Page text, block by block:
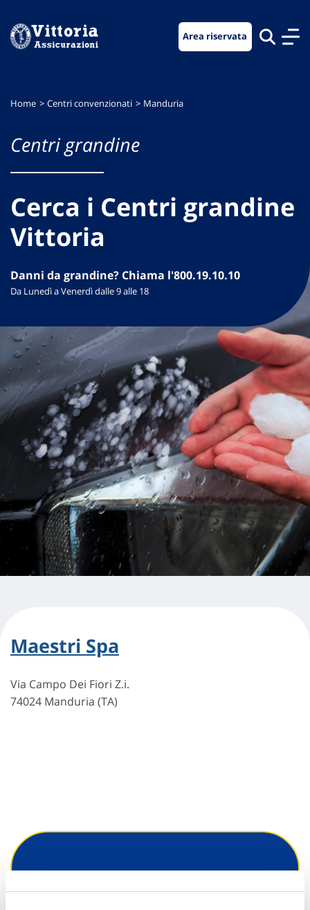
menu
contenuto
footer
Area riservata
Home Centri convenzionati Manduria
Centri grandine
Cerca i Centri grandine
Vittoria
Danni da grandine? Chiama l'800.19.10.10
Da Lunedì a Venerdì dalle 9 alle 18
Maestri Spa
Via Campo Dei Fiori Z.i.
74024 Manduria (TA)